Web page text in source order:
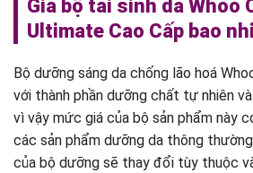
Giá bộ tái sinh da Whoo
Ultimate Cao Cấp bao
Bộ dưỡng sáng da chống lão hoá
với thành phần dưỡng chất tự nhiên
vì vậy mức giá của bộ sản phẩm này
các sản phẩm dưỡng da thông
của bộ dưỡng sẽ thay đổi tùy thuộc